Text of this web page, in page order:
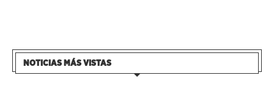
NOTICIAS MÁS VISTAS